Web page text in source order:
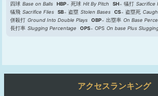
四球 Base on Balls HBP 死球 Hit By Pitch SH 犠打 Sacrifice
犠飛 Sacrifice Flies SB 盗塁 Stolen Bases CS 盗塁死
併殺打 Ground Into Double Plays OBP 出塁率 On Base
長打率 Slugging Percentage OPS OPS On base Plus
アクセスランキング